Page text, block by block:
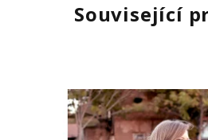
Související